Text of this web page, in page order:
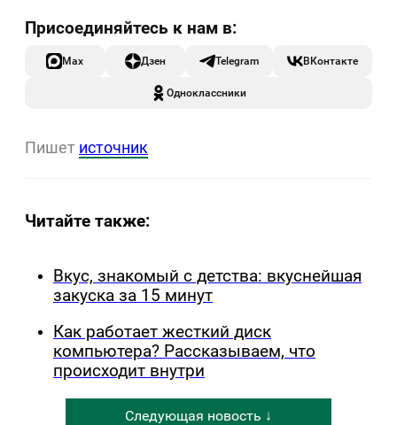
Max Дзен Telegram ВКонтакте
Одноклассники
Пишет источник
Читайте также:
Вкус, знакомый с детства: вкуснейшая
закуска за 15 минут
Как работает жесткий диск
компьютера? Рассказываем, что
происходит внутри
Следующая новость ↓